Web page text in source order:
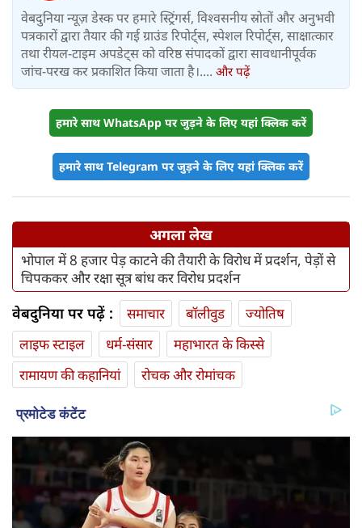
वेबदुनिया न्यूज़ डेस्क पर हमारे स्ट्रिंगर्स, विश्वसनीय स्रोतों और अनुभवी
पत्रकारों द्वारा तैयार की गई ग्राउंड रिपोर्ट्स, स्पेशल रिपोर्ट्स, साक्षात्कार
तथा रीयल-टाइम अपडेट्स को वरिष्ठ संपादकों द्वारा सावधानीपूर्वक
जांच-परख कर प्रकाशित किया जाता है।.... और पढ़ें
हमारे साथ WhatsApp पर जुड़ने के लिए यहां क्लिक करें
हमारे साथ Telegram पर जुड़ने के लिए यहां क्लिक करें
अगला लेख
भोपाल में 8 हजार पेड़ काटने की तैयारी के विरोध में प्रदर्शन, पेड़ों से
चिपककर और रक्षा सूत्र बांध कर विरोध प्रदर्शन
वेबदुनिया पर पढ़ें : समाचार बॉलीवुड
ज्योतिष
लाइफ स्‍टाइल
धर्म-संसार
महाभारत के किस्से
रामायण की कहानियां
रोचक और रोमांचक